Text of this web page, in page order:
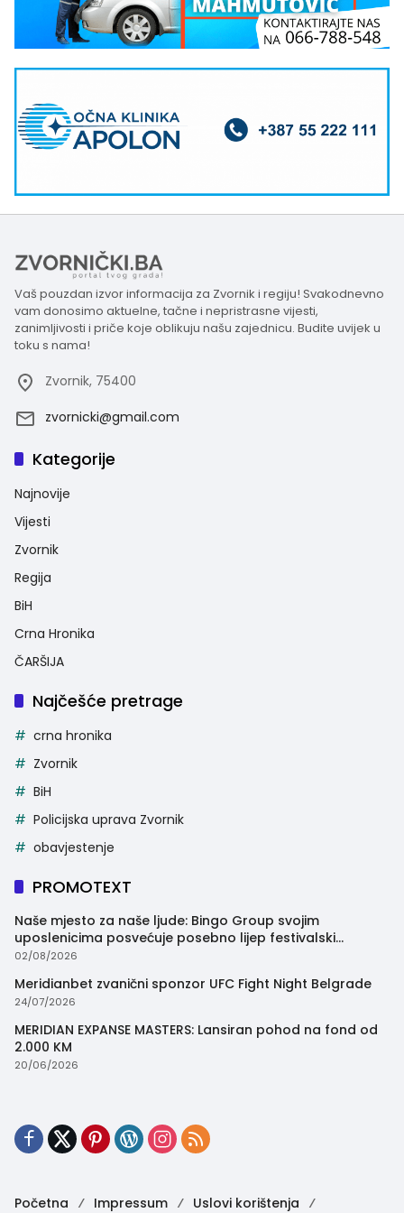
Vaš pouzdan izvor informacija za Zvornik i regiju! Svakodnevno
vam donosimo aktuelne, tačne i nepristrasne vijesti,
zanimljivosti i priče koje oblikuju našu zajednicu. Budite uvijek u
toku s nama!
Zvornik, 75400
zvornicki@gmail.com
Kategorije
Najnovije
Vijesti
Zvornik
Regija
BiH
Crna Hronika
ČARŠIJA
Najčešće pretrage
crna hronika
Zvornik
BiH
Policijska uprava Zvornik
obavjestenje
PROMOTEXT
Naše mjesto za naše ljude: Bingo Group svojim
uposlenicima posvećuje posebno lijep festivalski
trenutak
02/08/2026
Meridianbet zvanični sponzor UFC Fight Night Belgrade
24/07/2026
MERIDIAN EXPANSE MASTERS: Lansiran pohod na fond od
2.000 KM
20/06/2026
Početna Impressum Uslovi korištenja